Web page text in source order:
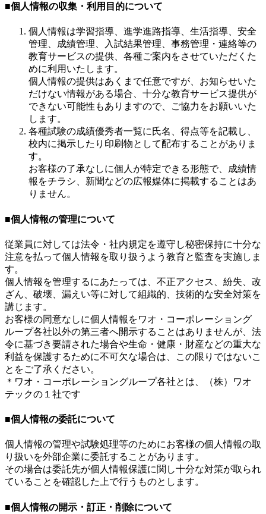
■個人情報の収集・利用目的について
個人情報は学習指導、進学進路指導、生活指導、安全
管理、成績管理、入試結果管理、事務管理・連絡等の
教育サービスの提供、各種ご案内をさせていただくた
めに利用いたします。
個人情報の提供はあくまで任意ですが、お知らせいた
だけない情報がある場合、十分な教育サービス提供が
できない可能性もありますので、ご協力をお願いいた
します。
各種試験の成績優秀者一覧に氏名、得点等を記載し、
校内に掲示したり印刷物として配布することがありま
す。
お客様の了承なしに個人が特定できる形態で、成績情
報をチラシ、新聞などの広報媒体に掲載することはあ
りません。
■個人情報の管理について
従業員に対しては法令・社内規定を遵守し秘密保持に十分な
注意を払って個人情報を取り扱うよう教育と監査を実施しま
す。
個人情報を管理するにあたっては、不正アクセス、紛失、改
ざん、破壊、漏えい等に対して組織的、技術的な安全対策を
講じます。
お客様の同意なしに個人情報をワオ・コーポレーショング
ループ各社以外の第三者へ開示することはありませんが、法
令に基づき要請された場合や生命・健康・財産などの重大な
利益を保護するために不可欠な場合は、この限りではないこ
とをご了承ください。
＊ワオ・コーポレーショングループ各社とは、（株）ワオ
テックの１社です
■個人情報の委託について
個人情報の管理や試験処理等のためにお客様の個人情報の取
り扱いを外部企業に委託することがあります。
その場合は委託先が個人情報保護に関し十分な対策が取られ
ていることを確認した上で行うものとします。
■個人情報の開示・訂正・削除について